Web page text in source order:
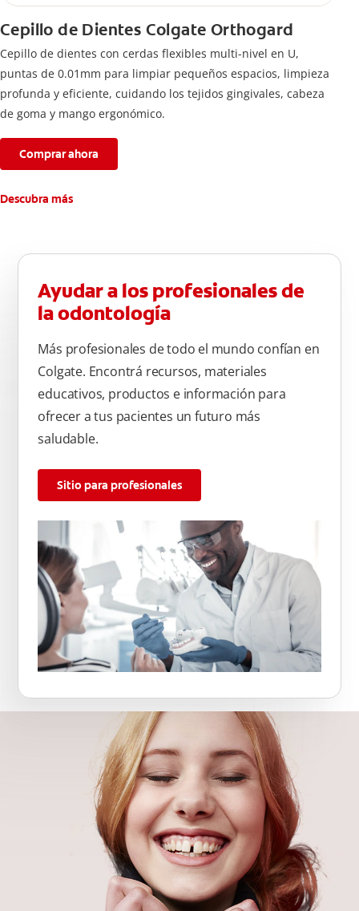
Cepillo de Dientes Colgate Orthogard
Cepillo de dientes con cerdas flexibles multi-nivel en U,
puntas de 0.01mm para limpiar pequeños espacios, limpieza
profunda y eficiente, cuidando los tejidos gingivales, cabeza
de goma y mango ergonómico.
Comprar ahora
Descubra más
Ayudar a los profesionales de
la odontología
Más profesionales de todo el mundo confían en
Colgate. Encontrá recursos, materiales
educativos, productos e información para
ofrecer a tus pacientes un futuro más
saludable.
Sitio para profesionales